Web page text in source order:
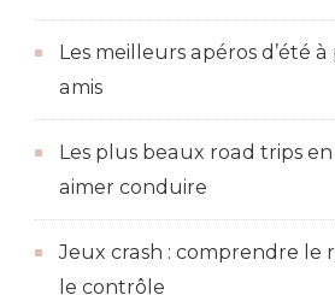
Les meilleurs apéros d’été
amis
Les plus beaux road trips
aimer conduire
Jeux crash : comprendre le
le contrôle